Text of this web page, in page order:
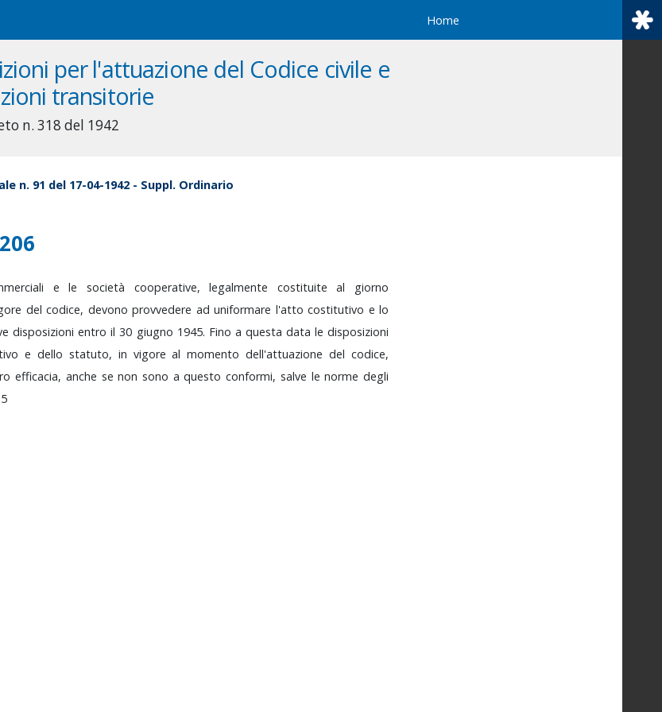
Home
per l'attuazione del Codice civile e
transitorie
n. 318 del 1942
n. 91 del 17-04-1942 - Suppl. Ordinario
elesocietà cooperative,legalmente costituiteal giorno
del codice, devono provvedere ad uniformare l'atto costitutivo e lo
disposizionientroil30 giugno 1945. Fino a questa dataledisposizioni
e dello statuto, in vigorealmomentodell'attuazionedelcodice,
efficacia, anche senonsono aquestoconformi, salve lenormedegli
5